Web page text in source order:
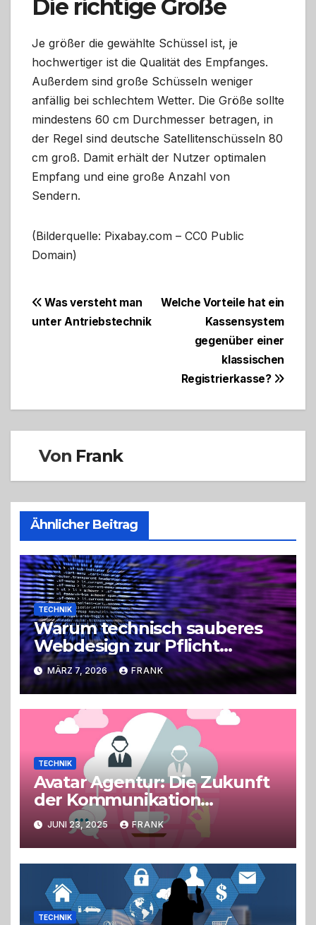
Die richtige Größe
Je größer die gewählte Schüssel ist, je
hochwertiger ist die Qualität des Empfanges.
Außerdem sind große Schüsseln weniger
anfällig bei schlechtem Wetter. Die Größe sollte
mindestens 60 cm Durchmesser betragen, in
der Regel sind deutsche Satellitenschüsseln 80
cm groß. Damit erhält der Nutzer optimalen
Empfang und eine große Anzahl von
Sendern.
(Bilderquelle: Pixabay.com – CC0 Public
Domain)
Beitragsnavigation
Welche Vorteile hat ein
Kassensystem
gegenüber einer
klassischen
Registrierkasse?
Was versteht man
unter Antriebstechnik
Von Frank
Ähnlicher Beitrag
TECHNIK
Warum technisch sauberes
Webdesign zur Pflicht
geworden ist
MÄRZ 7, 2026 FRANK
TECHNIK
Avatar Agentur: Die Zukunft
der Kommunikation
gestalten
JUNI 23, 2025 FRANK
TECHNIK